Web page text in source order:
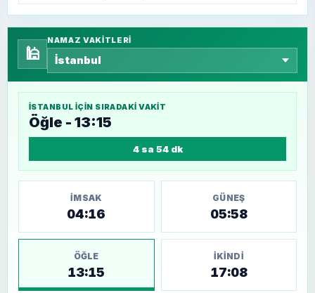
🕌
NAMAZ VAKITLERI
İSTANBUL IÇIN SIRADAKI VAKIT
Öğle - 13:15
4 sa 54 dk
İMSAK
04:16
GÜNEŞ
05:58
ÖĞLE
13:15
İKINDI
17:08